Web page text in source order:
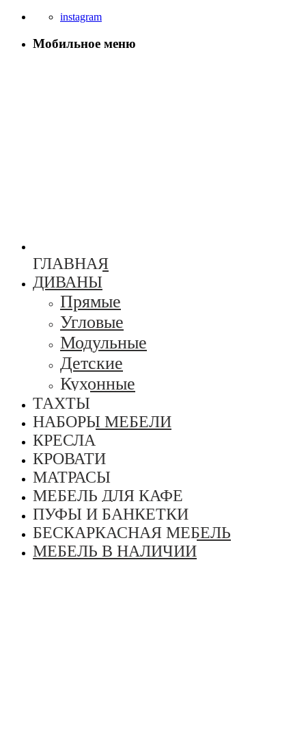
instagram
Мобильное меню
ГЛАВНАЯ
ДИВАНЫ
Прямые
Угловые
Модульные
Детские
Кухонные
ТАХТЫ
НАБОРЫ МЕБЕЛИ
КРЕСЛА
КРОВАТИ
МАТРАСЫ
МЕБЕЛЬ ДЛЯ КАФЕ
ПУФЫ И БАНКЕТКИ
БЕСКАРКАСНАЯ МЕБЕЛЬ
МЕБЕЛЬ В НАЛИЧИИ